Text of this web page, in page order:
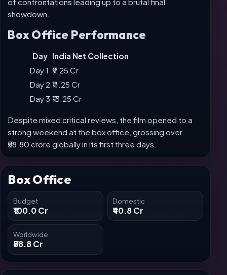
of confrontations leading up to a brutal final
showdown.
Box Office Performance
Day India Net Collection
Day 1 ₹9.25 Cr
Day 2 ₹11.25 Cr
Day 3 ₹13.25 Cr
Despite mixed critical reviews, the film opened to a
strong weekend at the box office, grossing over
₹58.80 crore globally in its first three days.
Box Office
Budget
₹100.0 Cr
Domestic
₹40.8 Cr
Worldwide
₹58.8 Cr